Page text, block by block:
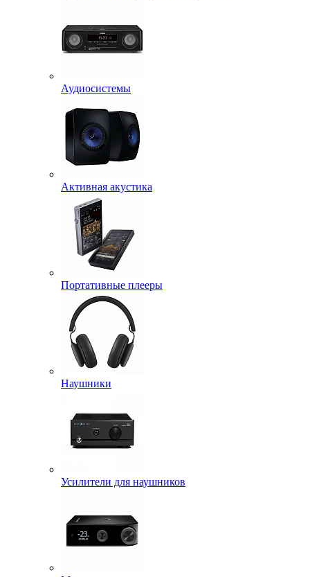
Аудиосистемы
Активная акустика
Портативные плееры
Наушники
Усилители для наушников